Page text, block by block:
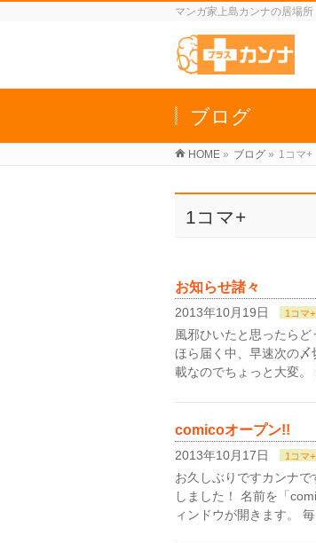
マンガ家上島カンナの居場所
ブログ
HOME » ブログ » 1コマ+
1コマ+
お知らせ諸々
2013年10月19日 1コマ+
風邪ひいたと思ったら
ほら届く中、早速次の
載なのでちょっと大変
comicoオープン!!
2013年10月17日 1コマ+
お久しぶりですカンナ
しました！ 名前を「
ィンドウが開きます。